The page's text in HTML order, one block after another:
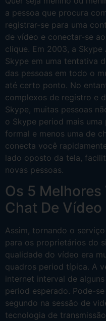
a pessoa que procura
registrar-se para uma
de vídeo e conectar-se
clique. Em 2003, a
Skype em uma tentativa
das pessoas em todo o
até certo ponto. No
complexos de registro e
Skype, muitas pessoas
o Skype period mais
formal e menos uma de
conecta você
lado oposto da tela,
novas pessoas.
Os 5 Melhores
Chat De Vídeo
Assim, tornando o
para os proprietários do
qualidade do vídeo era
quadros period típica. A
internet interval de
period esperado. Pode-
segundo na sessão de
tecnologia de